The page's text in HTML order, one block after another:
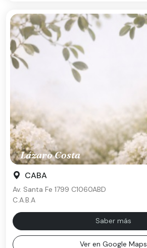
Lázaro Costa
CABA
Av. Santa Fe 1799 C1060ABD
C.A.B.A
Saber más
Ver en Google Maps